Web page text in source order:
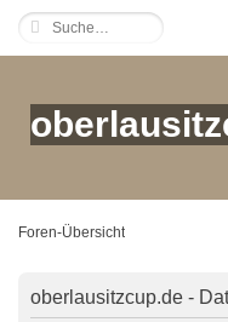
Foren-Übersicht
oberlausitzcup.de -